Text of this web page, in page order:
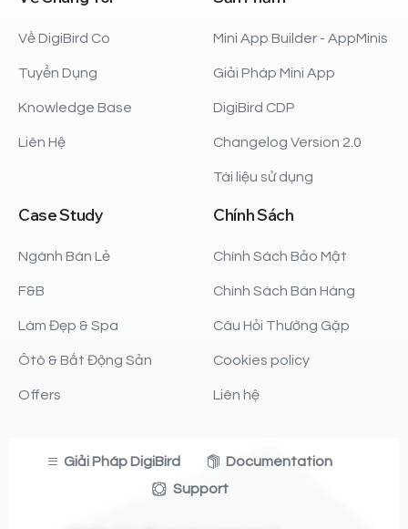
Về DigiBird Co
Tuyển Dụng
Knowledge Base
Liên Hệ
Mini App Builder - AppMinis
Giải Pháp Mini App
DigiBird CDP
Changelog Version 2.0
Tài liệu sử dụng
CaseStudy
Ngành Bán Lẻ
F&B
Làm Đẹp & Spa
Ôtô & Bất Động Sản
Offers
ChínhSách
Chính Sách Bảo Mật
Chính Sách Bán Hàng
Câu Hỏi Thường Gặp
Cookies policy
Liên hệ
Giải Pháp DigiBird
Documentation
Support